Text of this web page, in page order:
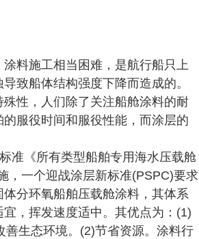
料施工相当困难，是航行船只上
致船体结构强度下降而造成的。
性，人们除了关注船舱涂料的耐
服役时间和服役性能，而涂层的
准《所有类型船舶专用海水压载舱
，一个迎战涂层新标准(PSPC)要求
分环氧船舶压载舱涂料，其体系
，挥发速度适中。其优点为：(1)
生态环境。(2)节省资源。涂料行